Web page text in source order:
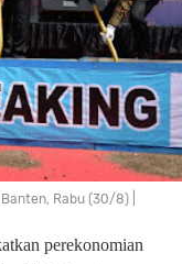
Rabu (30/8) |
perekonomian